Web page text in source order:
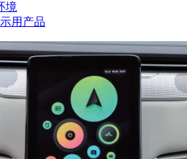
境
用产品